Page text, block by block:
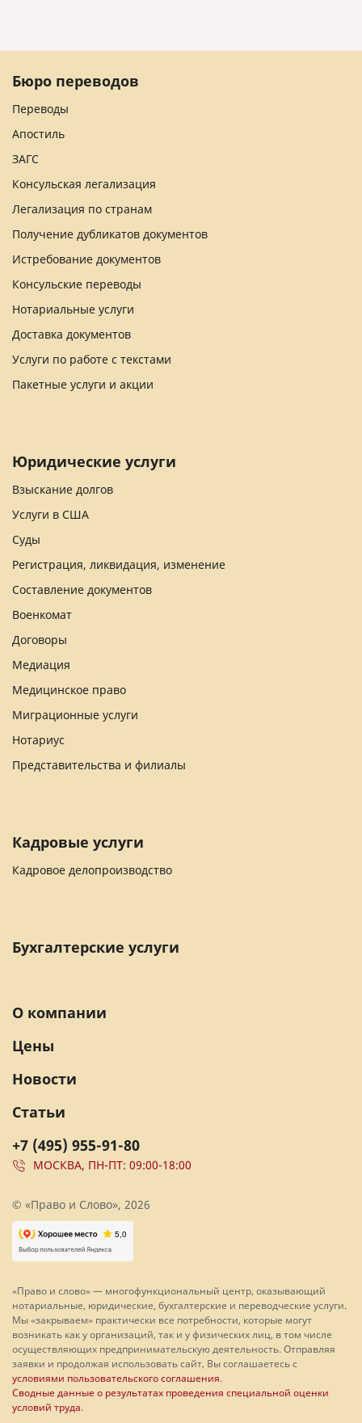
Бюро переводов
Переводы
Апостиль
ЗАГС
Консульская легализация
Легализация по странам
Получение дубликатов документов
Истребование документов
Консульские переводы
Нотариальные услуги
Доставка документов
Услуги по работе с текстами
Пакетные услуги и акции
Юридические услуги
Взыскание долгов
Услуги в США
Суды
Регистрация, ликвидация, изменение
Составление документов
Военкомат
Договоры
Медиация
Медицинское право
Миграционные услуги
Нотариус
Представительства и филиалы
Кадровые услуги
Кадровое делопроизводство
Бухгалтерские услуги
+7 (495) 955-91-80
МОСКВА, ПН-ПТ: 09:00-18:00
О компании
Цены
Новости
Статьи
© «Право и Слово», 2026
«Право и слово» — многофункциональный центр, оказывающий
нотариальные, юридические, бухгалтерские и переводческие услуги.
Мы «закрываем» практически все потребности, которые могут
возникать как у организаций, так и у физических лиц, в том числе
осуществляющих предпринимательскую деятельность. Отправляя
заявки и продолжая использовать сайт, Вы соглашаетесь с
условиями пользовательского соглашения.
Сводные данные о результатах проведения специальной оценки
условий труда.